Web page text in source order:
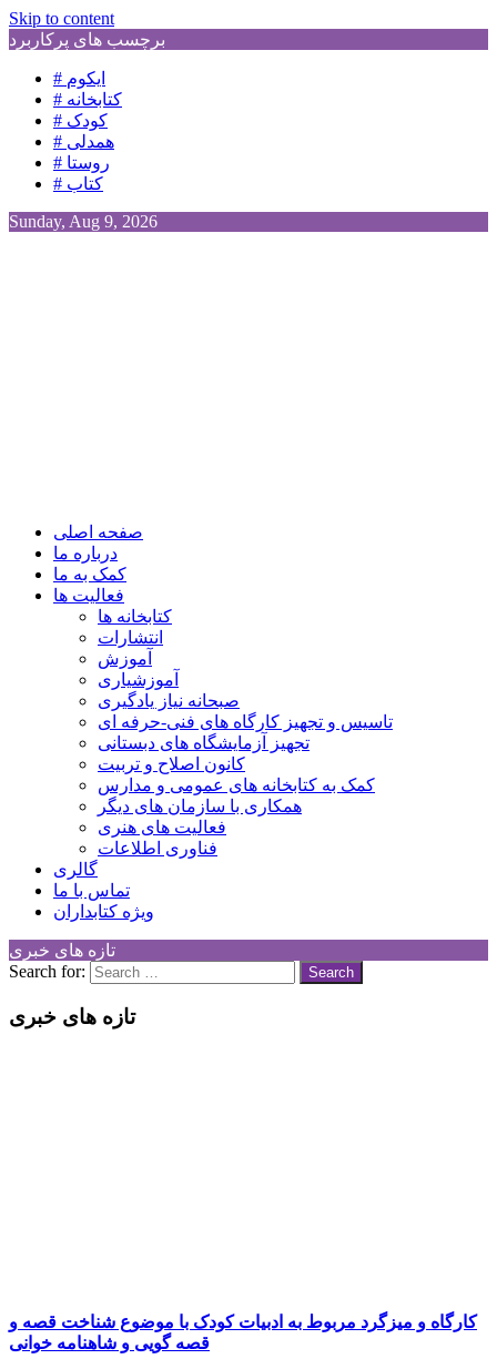
Skip to content
برچسب های پرکاربرد
# ایکوم
# کتابخانه
# کودک
# همدلی
# روستا
# کتاب
Sunday, Aug 9, 2026
Children Cultural Development Center
صفحه اصلی
درباره ما
کمک به ما
فعالیت ها
کتابخانه ها
انتشارات
آموزش
آموزشیاری
صبحانه نیاز یادگیری
تاسیس و تجهیز کارگاه های فنی-حرفه ای
تجهیز آزمایشگاه های دبستانی
کانون اصلاح و تربیت
کمک به کتابخانه های عمومی و مدارس
همکاری با سازمان های دیگر
فعالیت های هنری
فناوری اطلاعات
گالری
تماس با ما
ویژه کتابداران
تازه های خبری
Search for:
تازه های خبری
کارگاه و میزگرد مربوط به ادبیات کودک با موضوع شناخت قصه و
قصه گویی و شاهنامه خوانی